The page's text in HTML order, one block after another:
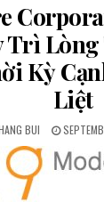
Trì
Kỳ
Liệt
BUI